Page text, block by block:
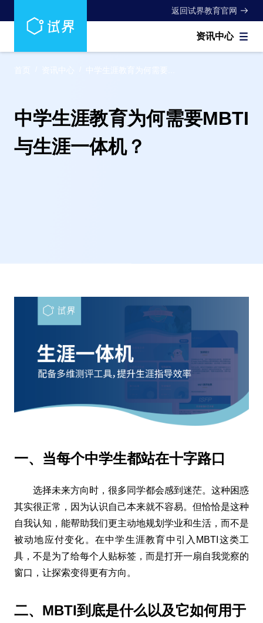
返回试界教育官网
资讯中心
中学生涯教育为何需要...
中学生涯教育为何需要MBTI
与生涯一体机？
一、当每个中学生都站在十字路口
选择未来方向时，很多同学都会感到迷茫。这种困惑
其实很正常，因为认识自己本来就不容易。但恰恰是这种
自我认知，能帮助我们更主动地规划学业和生活，而不是
被动地应付变化。在中学生涯教育中引入MBTI这类工
具，不是为了给每个人贴标签，而是打开一扇自我觉察的
窗口，让探索变得更有方向。
二、MBTI到底是什么以及它如何用于